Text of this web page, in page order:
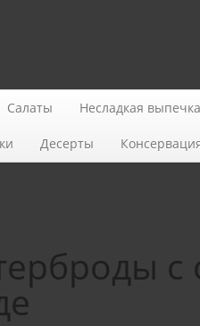
Салаты Несладкая выпечка
Десерты